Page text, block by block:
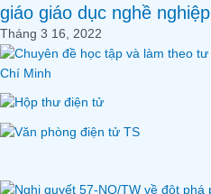
giáo giáo dục nghề nghiệp
Tháng 3 16, 2022